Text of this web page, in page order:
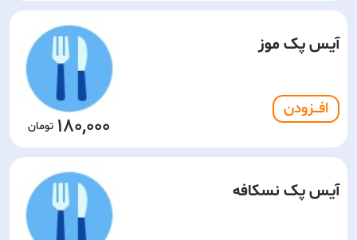
آیس پک موز
افـــزودن
180,000
آیس پک نسکافه